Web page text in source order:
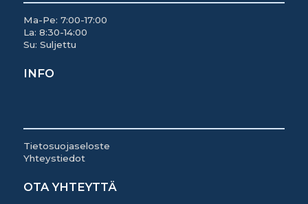
Ma-Pe: 7:00-17:00
La: 8:30-14:00
Su: Suljettu
INFO
Tietosuojaseloste
Yhteystiedot
OTA YHTEYTTÄ